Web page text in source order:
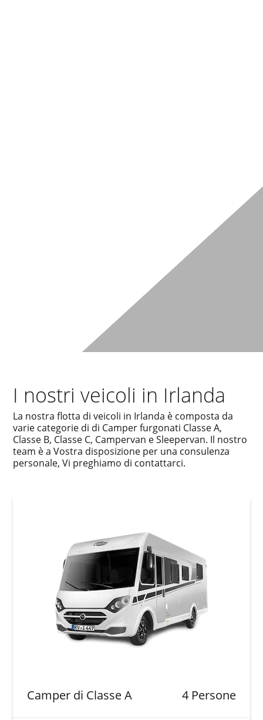
I nostri veicoli in Irlanda
La nostra flotta di veicoli in Irlanda è composta da
varie categorie di di Camper furgonati Classe A,
Classe B, Classe C, Campervan e Sleepervan. Il nostro
team è a Vostra disposizione per una consulenza
personale, Vi preghiamo di contattarci.
Camper di Classe A 4 Persone